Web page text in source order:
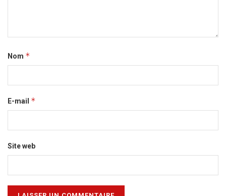
Nom *
E-mail *
Site web